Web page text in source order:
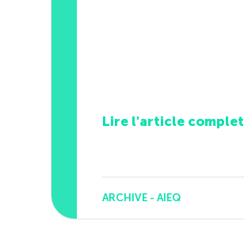
Lire l'article complet
ARCHIVE - AIEQ